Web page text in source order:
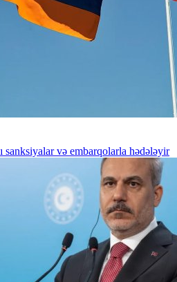
sanksiyalar və embarqolarla hədələyir